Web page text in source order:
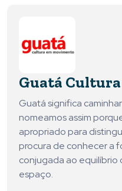
Guatá
Guatá significa
nomeamos assim
apropriado para
procura de conhecer a
conjugada ao
espaço.